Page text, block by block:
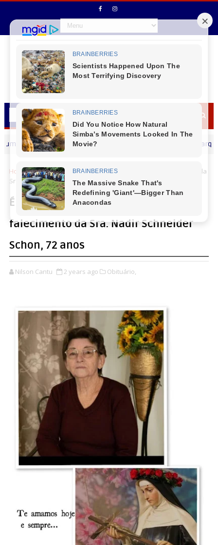
dia dos Pais MENSAGEM DIA DOS PAIS Prefeito de Marquinho
Home Obituário
É com pesar que noticiamos o falecimento da
Sra. Nadir Schneider Schon, 72 anos
É com pesar que noticiamos o
falecimento da Sra. Nadir Schneider
Schon, 72 anos
Nilson Cantu 2 years ago Obituário,